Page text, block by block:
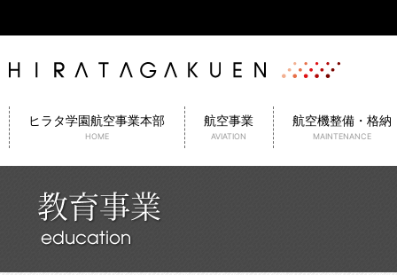
ヒラタ学園航空事業本部
HOME
航空事業
AVIATION
航空機整備・格納
MAINTENANCE